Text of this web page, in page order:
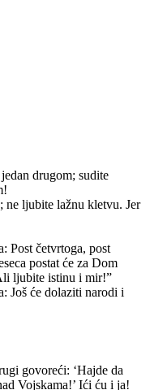
drugom; sudite
ne ljubite lažnu kletvu. Jer
Post četvrtoga, post
postat će za Dom
ljubite istinu i mir!”
Još će dolaziti narodi i
govoreći: ‘Hajde da
Vojskama!’ Ići ću i ja!